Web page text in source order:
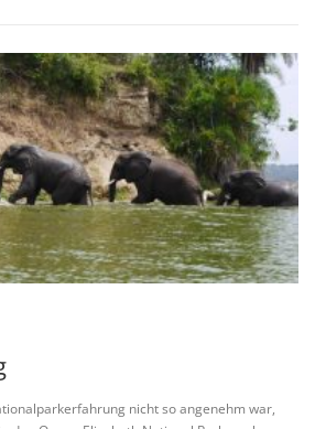
nicht so angenehm war,